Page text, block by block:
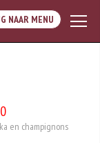
NAAR MENU
en champignons